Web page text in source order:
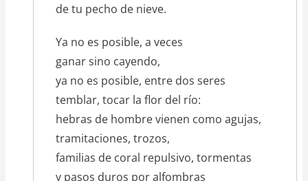
de tu pecho de nieve.
Ya no es posible, a veces
ganar sino cayendo,
ya no es posible, entre dos seres
temblar, tocar la flor del río:
hebras de hombre vienen como agujas,
tramitaciones, trozos,
familias de coral repulsivo, tormentas
y pasos duros por alfombras